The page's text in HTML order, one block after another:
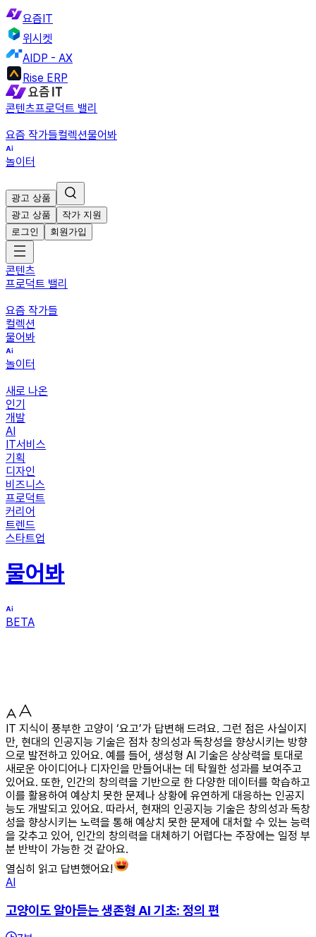
요즘IT
위시켓
AIDP - AX
Rise ERP
콘텐츠프로덕트 밸리
요즘 작가들컬렉션물어봐
놀이터
광고 상품
광고 상품
작가 지원
로그인
회원가입
콘텐츠
프로덕트 밸리
요즘 작가들
컬렉션
물어봐
놀이터
새로 나온
인기
개발
AI
IT서비스
기획
디자인
비즈니스
프로덕트
커리어
트렌드
스타트업
물어봐
BETA
IT 지식이 풍부한 고양이 ‘요고’가 답변해 드려요. 그런 점은 사실이지
만, 현대의 인공지능 기술은 점차 창의성과 독창성을 향상시키는 방향
으로 발전하고 있어요. 예를 들어, 생성형 AI 기술은 상상력을 토대로
새로운 아이디어나 디자인을 만들어내는 데 탁월한 성과를 보여주고
있어요. 또한, 인간의 창의력을 기반으로 한 다양한 데이터를 학습하고
이를 활용하여 예상치 못한 문제나 상황에 유연하게 대응하는 인공지
능도 개발되고 있어요. 따라서, 현재의 인공지능 기술은 창의성과 독창
성을 향상시키는 노력을 통해 예상치 못한 문제에 대처할 수 있는 능력
을 갖추고 있어, 인간의 창의력을 대체하기 어렵다는 주장에는 일정 부
분 반박이 가능한 것 같아요.
열심히 읽고 답변했어요!
AI
고양이도 알아듣는 생존형 AI 기초: 정의 편